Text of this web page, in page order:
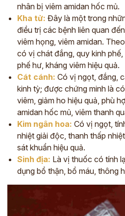
nhân bị viêm amidan hốc mủ.
Kha tử: Đây là một trong
điều trị các bệnh liên quan
viêm họng, viêm amidan.
có vị chát đắng, quy kinh
phế hư, kháng viêm hiệu quả.
Cát cánh: Có vị ngọt, đắng,
kinh tỳ; được chứng minh là
viêm, giảm ho hiệu quả, phù
amidan hốc mủ, viêm thanh
Kim ngân hoa: Có vị ngọt,
nhiệt giải độc, thanh thấp
sát khuẩn hiệu quả.
Sinh địa: Là vị thuốc có tính
dụng bổ thận, bổ máu, thông